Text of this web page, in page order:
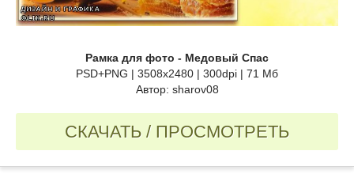
Рамка для фото - Медовый Спас
PSD+PNG | 3508x2480 | 300dpi | 71 Мб
Автор: sharov08
СКАЧАТЬ / ПРОСМОТРЕТЬ